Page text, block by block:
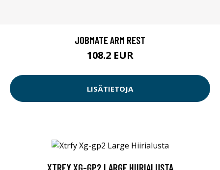
JOBMATE ARM REST
108.2 EUR
LISÄTIETOJA
XTRFY XG-GP2 LARGE HIIRIALUSTA